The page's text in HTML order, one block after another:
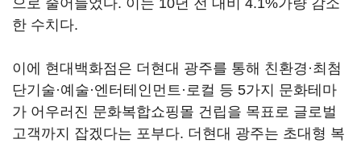
으로 줄어들었다. 이는 10년 전 대비 4.1%가량 감소
한 수치다.
이에 현대백화점은 더현대 광주를 통해 친환경·최첨
단기술·예술·엔터테인먼트·로컬 등 5가지 문화테마
가 어우러진 문화복합쇼핑몰 건립을 목표로 글로벌
고객까지 잡겠다는 포부다. 더현대 광주는 초대형 복